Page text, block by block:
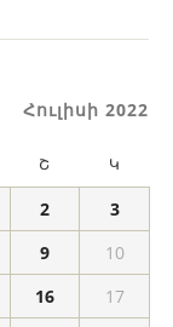
Հուլիսի 2022
Շ Կ
2
3
9
10
16
17